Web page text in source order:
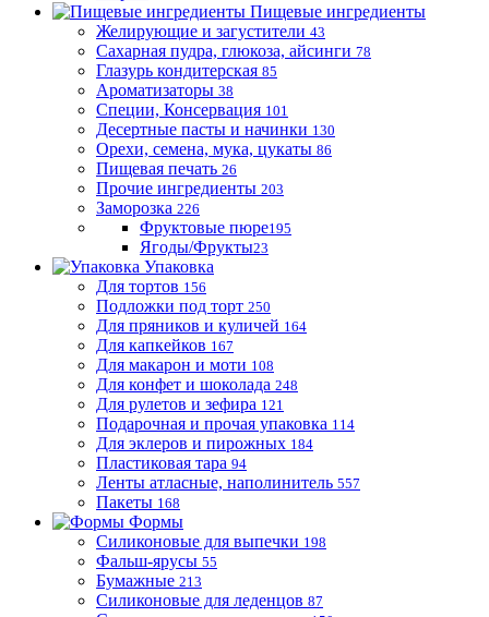
Пищевые ингредиенты
Желирующие и загустители 43
Сахарная пудра, глюкоза, айсинги 78
Глазурь кондитерская 85
Ароматизаторы 38
Специи, Консервация 101
Десертные пасты и начинки 130
Орехи, семена, мука, цукаты 86
Пищевая печать 26
Прочие ингредиенты 203
Заморозка 226
Фруктовые пюре195
Ягоды/Фрукты23
Упаковка
Для тортов 156
Подложки под торт 250
Для пряников и куличей 164
Для капкейков 167
Для макарон и моти 108
Для конфет и шоколада 248
Для рулетов и зефира 121
Подарочная и прочая упаковка 114
Для эклеров и пирожных 184
Пластиковая тара 94
Ленты атласные, наполинитель 557
Пакеты 168
Формы
Силиконовые для выпечки 198
Фальш-ярусы 55
Бумажные 213
Силиконовые для леденцов 87